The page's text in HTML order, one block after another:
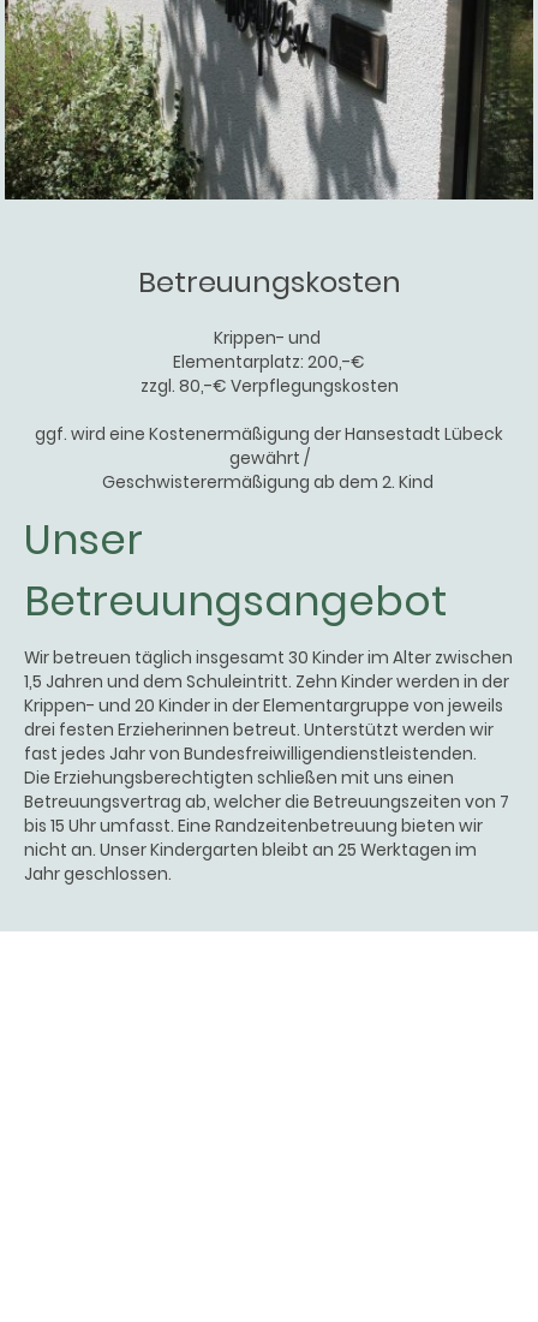
Betreuungskosten
Krippen- und
Elementarplatz: 200,-€
zzgl. 80,-€ Verpflegungskosten
ggf. wird eine Kostenermäßigung der Hansestadt Lübeck
gewährt /
Geschwisterermäßigung ab dem 2. Kind
Unser
Betreuungsangebot
Wir betreuen täglich insgesamt 30 Kinder im Alter zwischen
1,5 Jahren und dem Schuleintritt. Zehn Kinder werden in der
Krippen- und 20 Kinder in der Elementargruppe von jeweils
drei festen Erzieherinnen betreut. Unterstützt werden wir
fast jedes Jahr von Bundesfreiwilligendienstleistenden.
Die Erziehungsberechtigten schließen mit uns einen
Betreuungsvertrag ab, welcher die Betreuungszeiten von 7
bis 15 Uhr umfasst. Eine Randzeitenbetreuung bieten wir
nicht an. Unser Kindergarten bleibt an 25 Werktagen im
Jahr geschlossen.